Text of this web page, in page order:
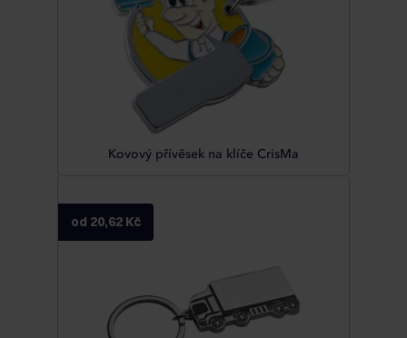
Kovový přívěsek na klíče CrisMa
od 20,62 Kč